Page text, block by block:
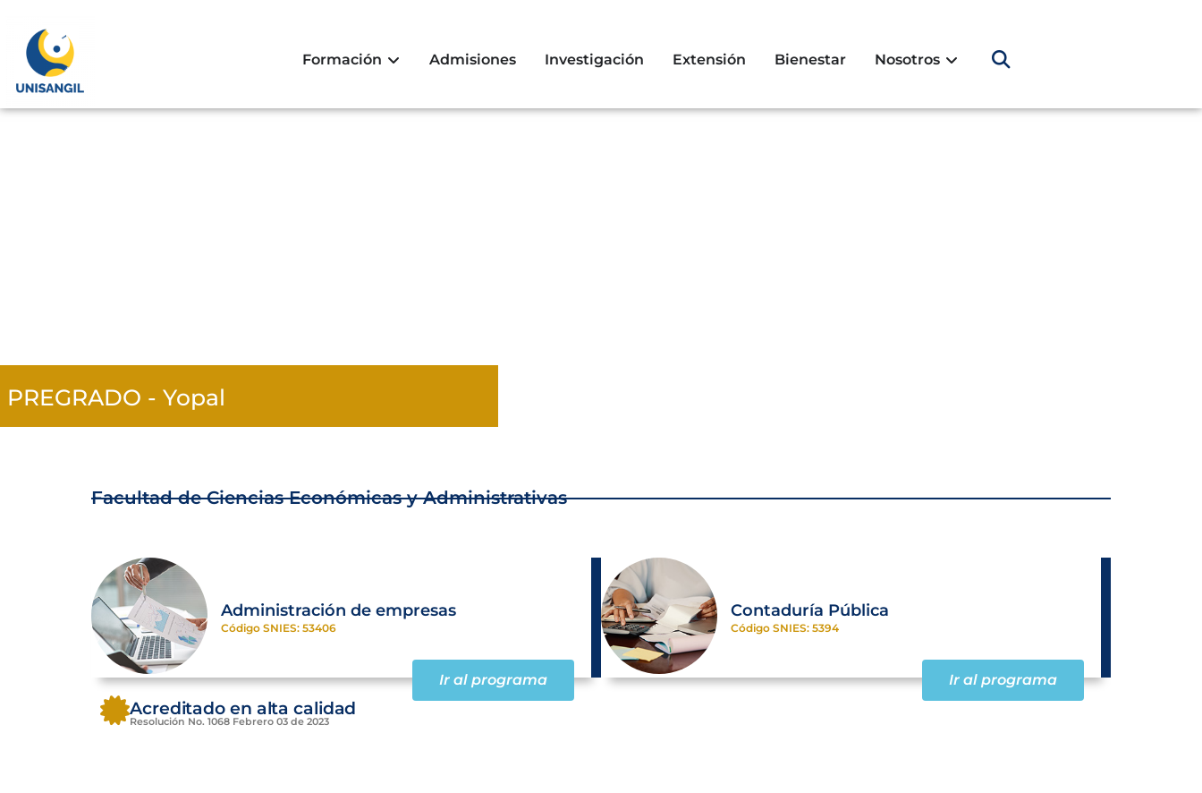
Formación Admisiones Investigación Extensión Bienestar Nosotros
PREGRADO - Yopal
Facultad de Ciencias Económicas y Administrativas
Administración de empresas
Código SNIES: 53406
Ir al programa
Contaduría Pública
Código SNIES: 5394
Ir al programa
Acreditado en alta calidad
Resolución No. 1068 Febrero 03 de 2023